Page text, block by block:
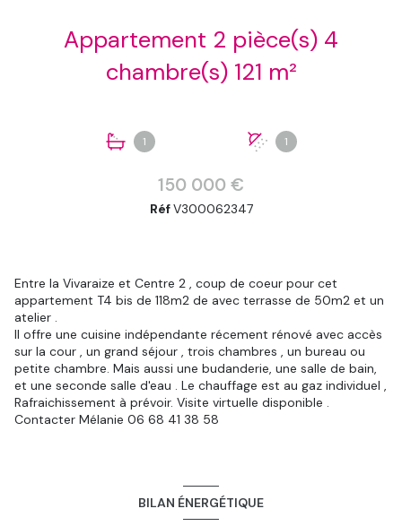
Appartement 2 pièce(s) 4
chambre(s) 121 m²
1 1
150 000 €
RéfV300062347
Entre la Vivaraize et Centre 2 , coup de coeur pour cet
appartement T4 bis de 118m2 de avec terrasse de 50m2 et un
atelier .
Il offre une cuisine indépendante récement rénové avec accès
sur la cour , un grand séjour , trois chambres , un bureau ou
petite chambre. Mais aussi une budanderie, une salle de bain,
et une seconde salle d'eau . Le chauffage est au gaz individuel ,
Rafraichissement à prévoir. Visite virtuelle disponible .
Contacter Mélanie 06 68 41 38 58
BILAN ÉNERGÉTIQUE